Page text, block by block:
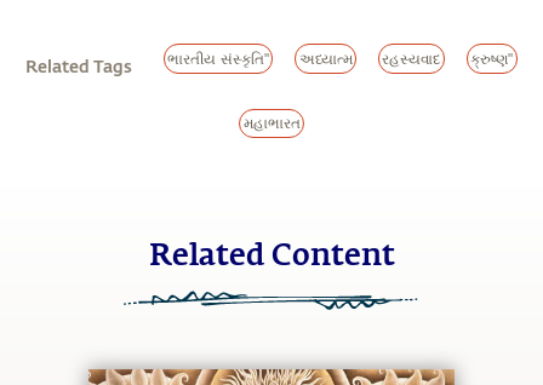
Related Tags ભારતીય સંસ્કૃતિ" અધ્યાત્મ રહસ્યવાદ ક્રુષ્ણ"
મહાભારત
Related Content